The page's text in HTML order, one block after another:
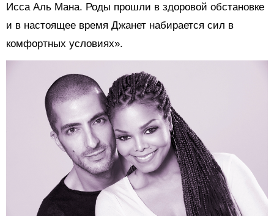
Исса Аль Мана. Роды прошли в здоровой обстановке
и в настоящее время Джанет набирается сил в
комфортных условиях».